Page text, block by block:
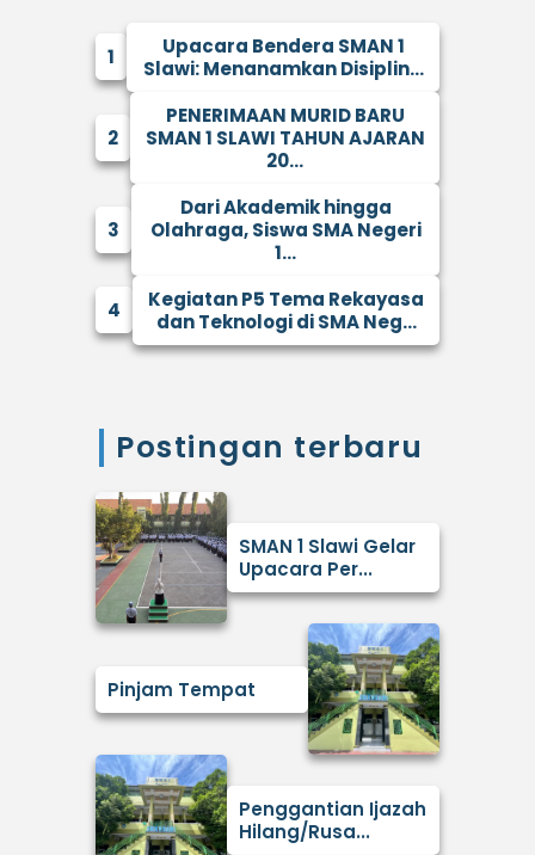
1
Upacara Bendera SMAN 1
Slawi: Menanamkan Disiplin...
2
PENERIMAAN MURID BARU
SMAN 1 SLAWI TAHUN AJARAN
20...
3
Dari Akademik hingga
Olahraga, Siswa SMA Negeri
1...
4
Kegiatan P5 Tema Rekayasa
dan Teknologi di SMA Neg...
Postingan terbaru
SMAN 1 Slawi Gelar
Upacara Per...
Pinjam Tempat
Penggantian Ijazah
Hilang/Rusa...